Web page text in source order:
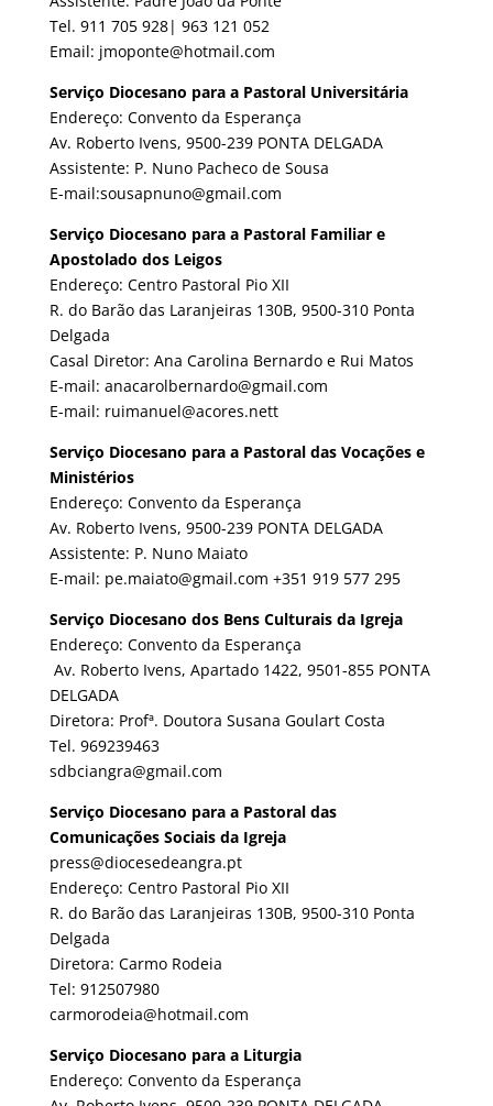
Tel. 911 705 928| 963 121 052
Email: jmoponte@hotmail.com
Serviço Diocesano para a Pastoral Universitária
Endereço: Convento da Esperança
Av. Roberto Ivens, 9500-239 PONTA DELGADA
Assistente: P. Nuno Pacheco de Sousa
E-mail:sousapnuno@gmail.com
Serviço Diocesano para a Pastoral Familiar e
Apostolado dos Leigos
Endereço: Centro Pastoral Pio XII
R. do Barão das Laranjeiras 130B, 9500-310 Ponta
Delgada
Casal Diretor: Ana Carolina Bernardo e Rui Matos
E-mail: anacarolbernardo@gmail.com
E-mail: ruimanuel@acores.nett
Serviço Diocesano para a Pastoral das Vocações e
Ministérios
Endereço: Convento da Esperança
Av. Roberto Ivens, 9500-239 PONTA DELGADA
Assistente: P. Nuno Maiato
E-mail: pe.maiato@gmail.com +351 919 577 295
Serviço Diocesano dos Bens Culturais da Igreja
Endereço: Convento da Esperança
Av. Roberto Ivens, Apartado 1422, 9501-855 PONTA
DELGADA
Diretora: Profª. Doutora Susana Goulart Costa
Tel. 969239463
sdbciangra@gmail.com
Serviço Diocesano para a Pastoral das
Comunicações Sociais da Igreja
press@diocesedeangra.pt
Endereço: Centro Pastoral Pio XII
R. do Barão das Laranjeiras 130B, 9500-310 Ponta
Delgada
Diretora: Carmo Rodeia
Tel: 912507980
carmorodeia@hotmail.com
Serviço Diocesano para a Liturgia
Endereço: Convento da Esperança